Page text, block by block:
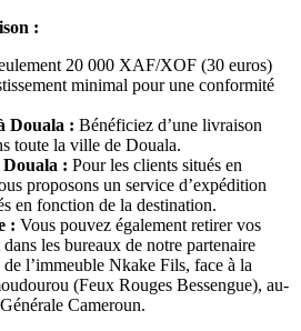
:
20 000 XAF/XOF (30 euros)
minimal pour une conformité
Douala : Bénéficiez d’une livraison
toute la ville de Douala.
: Pour les clients situés en
proposons un service d’expédition
en fonction de la destination.
: Vous pouvez également retirer vos
les bureaux de notre partenaire
de l’immeuble Nkake Fils, face à la
(Feux Rouges Bessengue), au-
Cameroun.